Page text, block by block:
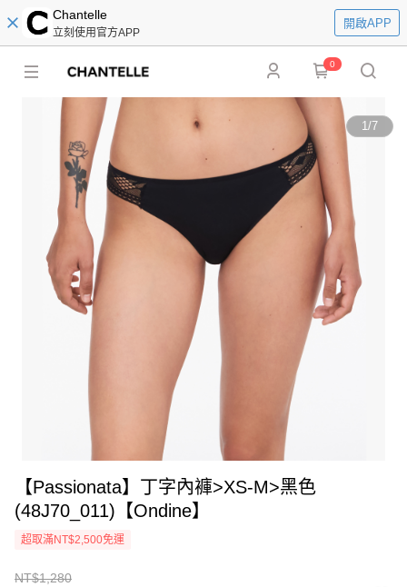
Chantelle
立刻使用官方APP
開啟APP
0
1/7
【Passionata】丁字內褲>XS-M>黑色
(48J70_011)【Ondine】
超取滿NT$2,500免運
NT$1,280